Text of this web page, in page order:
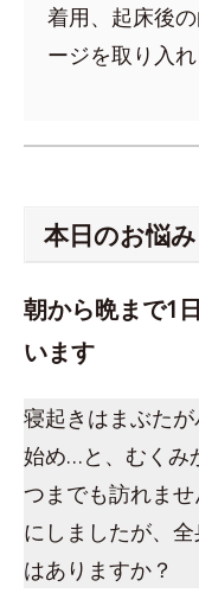
着用、起床後
ージを取り入
本日のお悩み
朝から晩まで1
います
寝起きはまぶた
始め…と、むくみ
つまでも訪れま
にしましたが、
はありますか？